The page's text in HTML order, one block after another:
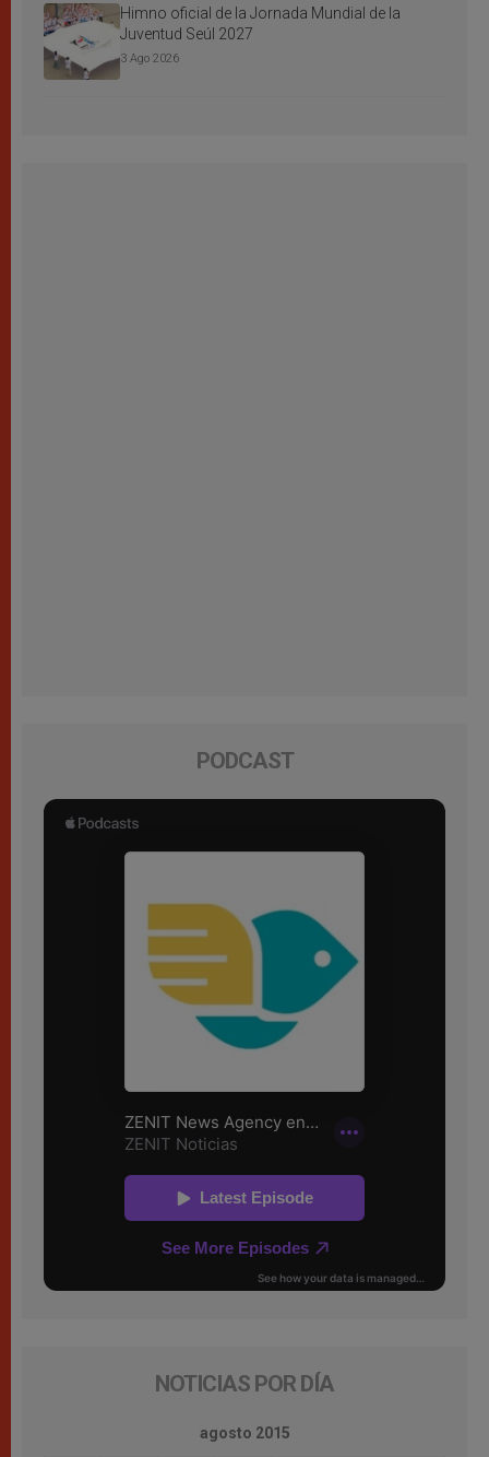
Himno oficial de la Jornada Mundial de la
Juventud Seúl 2027
3 Ago 2026
PODCAST
NOTICIAS POR DÍA
agosto 2015